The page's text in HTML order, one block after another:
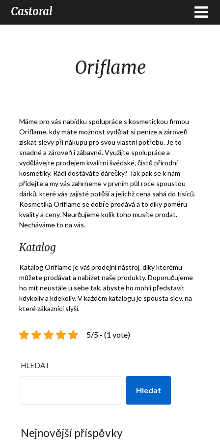
Castoral
Oriflame
Máme pro vás nabídku spolupráce s kosmetickou firmou
Oriflame, kdy máte možnost vydělat si peníze a zároveň
získat slevy při nákupu pro svou vlastní potřebu. Je to
snadné a zároveň i zábavné. Využijte spolupráce a
vydělávejte prodejem kvalitní švédské, čistě přírodní
kosmetiky. Rádi dostáváte dárečky? Tak pak se k nám
přidejte a my vás zahrneme v prvním půl roce spoustou
dárků, které vás zajisté potěší a jejichž cena sahá do tisíců.
Kosmetika Oriflame se dobře prodává a to díky poměru
kvality a ceny. Neurčujeme kolik toho musíte prodat.
Necháváme to na vás.
Katalog
KatalogOriflameje váš prodejní nástroj, díky kterému
můžete prodávat a nabízet naše produkty. Doporučujeme
ho mít neustále u sebe tak, abyste ho mohli představit
kdykoliv a kdekoliv. V každém katalogu je spousta slev, na
které zákazníci slyší.
5/5 - (1 vote)
HLEDAT
Hledat
Nejnovější příspěvky